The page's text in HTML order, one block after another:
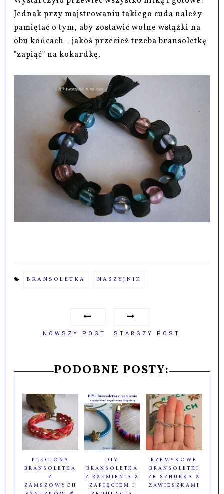
Jednak przy majstrowaniu takiego cuda należy
pamiętać o tym, aby zostawić wolne wstążki na
obu końcach - jakoś przecież trzeba bransoletkę
"zapiąć" na kokardkę.
BRANSOLETKA NASZYJNIK
NOWSZY POST STARSZY POST
PODOBNE POSTY:
PLECIONA
BRANSOLETKA
Z
ZAMSZOWYCH
DIY
BRANSOLETKA
Z RZEMIENIA Z
ZAPIĘCIEM I
RZEMYKOWE
BRANSOLETKI
ZE SZNURKA Z
ZAWIESZKAMI